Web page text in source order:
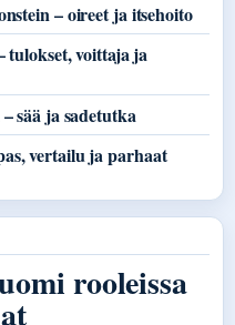
– oireet ja itsehoito
tulokset, voittaja ja
sää ja sadetutka
vertailu ja parhaat